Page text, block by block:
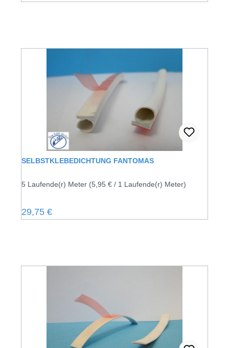
SELBSTKLEBEDICHTUNG FANTOMAS
5 Laufende(r) Meter (5,95 € / 1 Laufende(r) Meter)
Regulärer Preis:
29,75 €